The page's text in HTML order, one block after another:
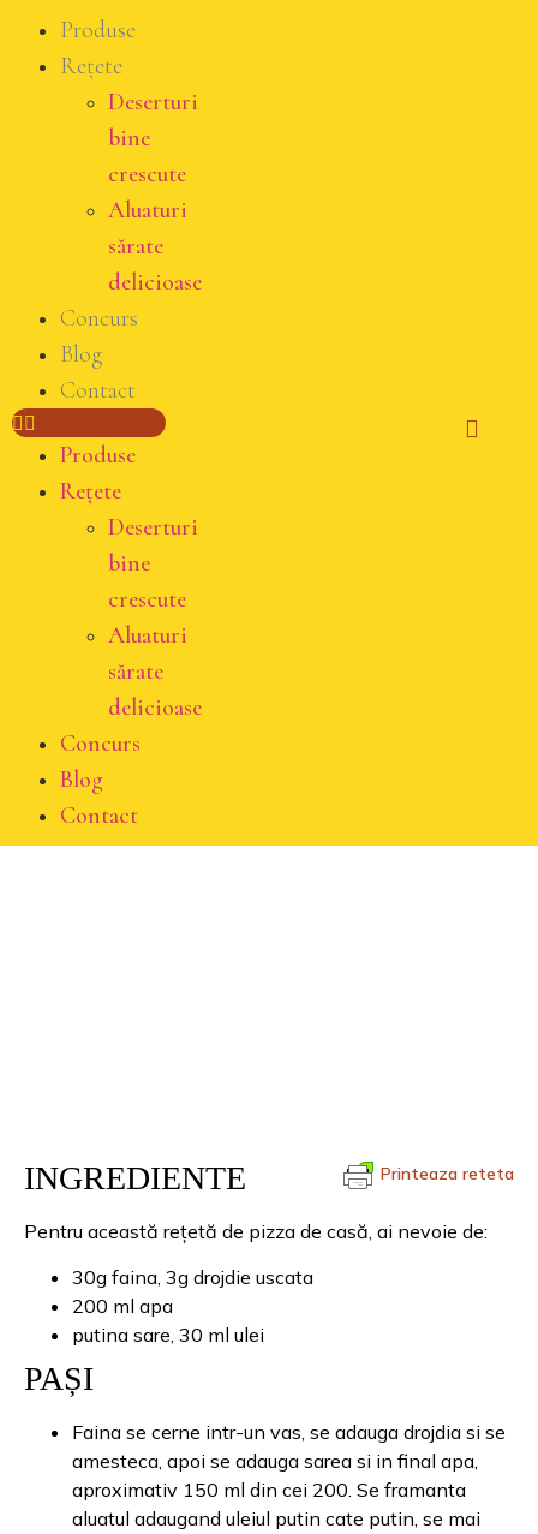
Produse
Rețete
Deserturi
bine
crescute
Aluaturi
sărate
delicioase
Concurs
Blog
Contact
Produse
Rețete
Deserturi
bine
crescute
Aluaturi
sărate
delicioase
Concurs
Blog
Contact
Printeaza reteta
INGREDIENTE
Pentru această rețetă de pizza de casă, ai nevoie de:
30g faina, 3g drojdie uscata
200 ml apa
putina sare, 30 ml ulei
PAȘI
Faina se cerne intr-un vas, se adauga drojdia si se
amesteca, apoi se adauga sarea si in final apa,
aproximativ 150 ml din cei 200. Se framanta
aluatul adaugand uleiul putin cate putin, se mai